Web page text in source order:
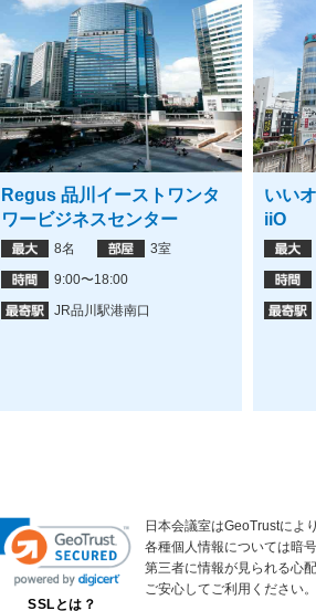
Regus 品川イーストワンタ
ワービジネスセンター
8名
3室
9:00〜18:00
JR品川駅港南口
いい
iiO
SSLとは？
日本会議室はGeoTrustによ
各種個人情報については暗
第三者に情報が見られる心
ご安心してご利用ください。